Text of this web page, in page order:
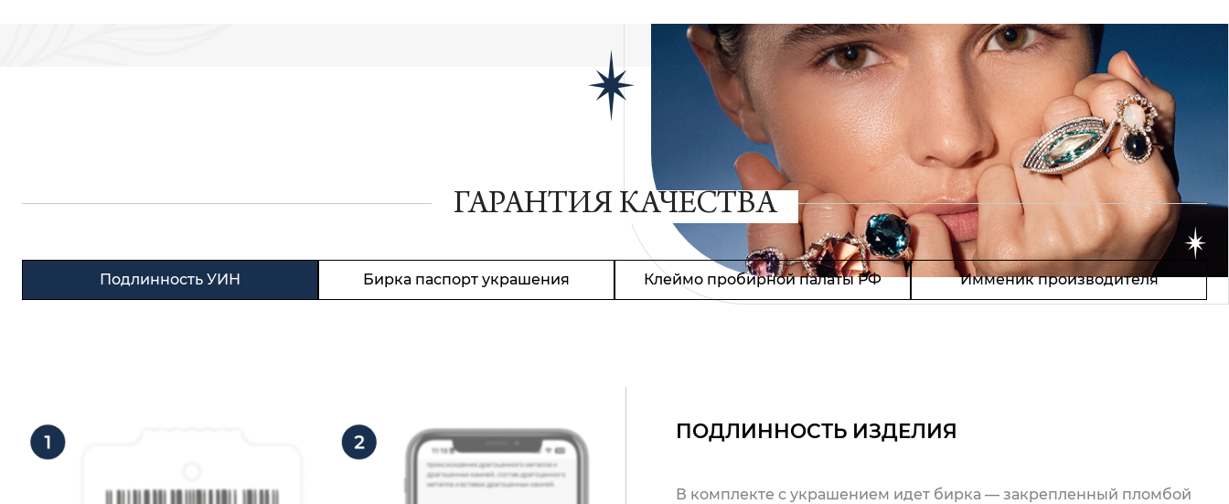
ГАРАНТИЯ КАЧЕСТВА
Подлинность УИН Бирка паспорт украшения Клеймо пробирной палаты РФ Имменик производителя
ПОДЛИННОСТЬ ИЗДЕЛИЯ
В комплекте с украшением идет бирка — закрепленный пломбой